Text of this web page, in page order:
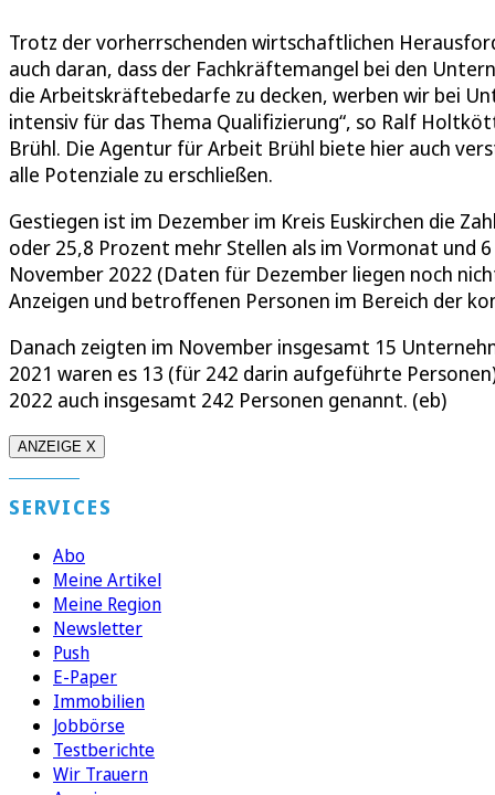
Trotz der vorherrschenden wirtschaftlichen
auch daran, dass der Fachkräftemangel bei den
die Arbeitskräftebedarfe zu decken, werben wir bei
intensiv für das Thema Qualifizierung“, so Ralf
Brühl. Die Agentur für Arbeit Brühl biete hier auch
alle Potenziale zu erschließen.
Gestiegen ist im Dezember im Kreis Euskirchen die
oder 25,8 Prozent mehr Stellen als im Vormonat und
November 2022 (Daten für Dezember liegen noch
Anzeigen und betroffenen Personen im Bereich der
Danach zeigten im November insgesamt 15
2021 waren es 13 (für 242 darin aufgeführte
2022 auch insgesamt 242 Personen genannt. (eb)
ANZEIGE X
SERVICES
Abo
Meine Artikel
Meine Region
Newsletter
Push
E-Paper
Immobilien
Jobbörse
Testberichte
Wir Trauern